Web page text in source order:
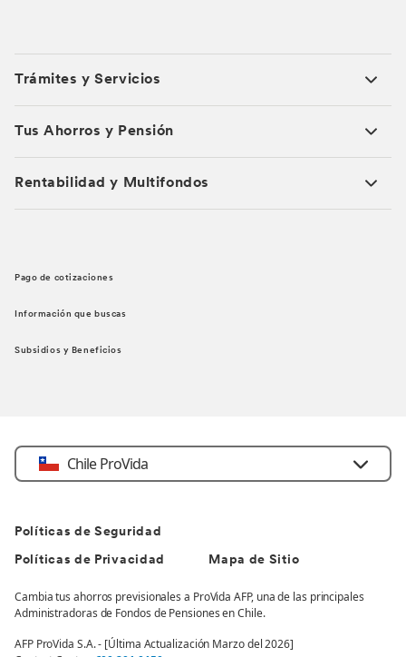
Trámites y Servicios
Tus Ahorros y Pensión
Rentabilidad y Multifondos
Pago de cotizaciones
Información que buscas
Subsidios y Beneficios
Chile ProVida
Políticas de Seguridad
Políticas de Privacidad Mapa de Sitio
Cambia tus ahorros previsionales a ProVida AFP, una de las principales
Administradoras de Fondos de Pensiones en Chile.
AFP ProVida S.A. - [Última Actualización Marzo del 2026]